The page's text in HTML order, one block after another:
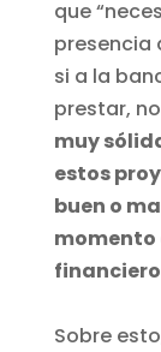
que
presencia
si a la
prestar,
muy
estos
buen o
momento
Sobre